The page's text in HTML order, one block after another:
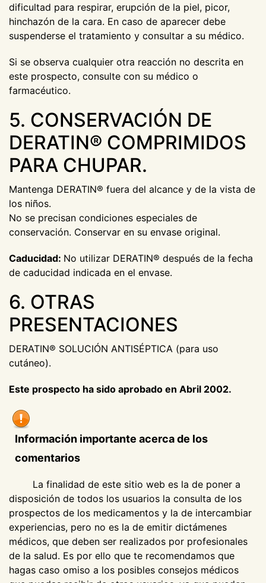
dificultad para respirar, erupción de la piel, picor,
hinchazón de la cara. En caso de aparecer debe
suspenderse el tratamiento y consultar a su médico.
Si se observa cualquier otra reacción no descrita en
este prospecto, consulte con su médico o
farmacéutico.
5. CONSERVACIÓN DE
DERATIN® COMPRIMIDOS
PARA CHUPAR.
Mantenga DERATIN® fuera del alcance y de la vista de
los niños.
No se precisan condiciones especiales de
conservación. Conservar en su envase original.
Caducidad: No utilizar DERATIN® después de la fecha
de caducidad indicada en el envase.
6. OTRAS
PRESENTACIONES
DERATIN® SOLUCIÓN ANTISÉPTICA (para uso
cutáneo).
Este prospecto ha sido aprobado en Abril 2002.
Información importante acerca de los
comentarios
La finalidad de este sitio web es la de poner a
disposición de todos los usuarios la consulta de los
prospectos de los medicamentos y la de intercambiar
experiencias, pero no es la de emitir dictámenes
médicos, que deben ser realizados por profesionales
de la salud. Es por ello que te recomendamos que
hagas caso omiso a los posibles consejos médicos